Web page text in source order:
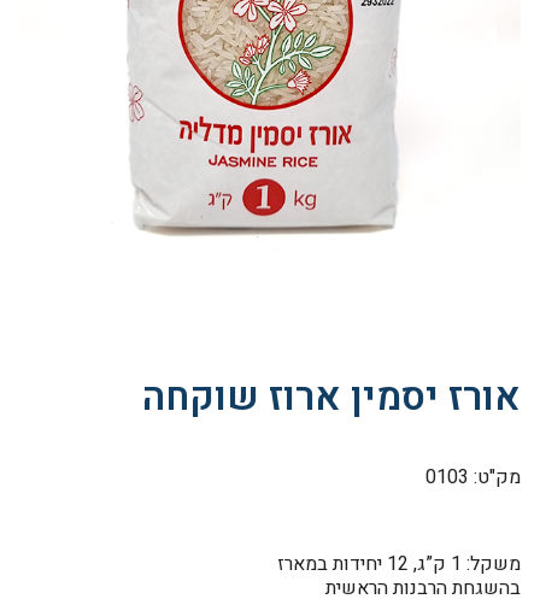
אורז יסמין ארוז שוקחה
מק"ט: 0103
משקל: 1 ק”ג, 12 יחידות במארז
בהשגחת הרבנות הראשית